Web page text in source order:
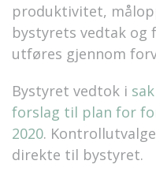
produktivitet,
bystyrets vedtak og
utføres gjennom
Bystyret vedtok i
forslag til plan for
2020.
direkte til bystyret.